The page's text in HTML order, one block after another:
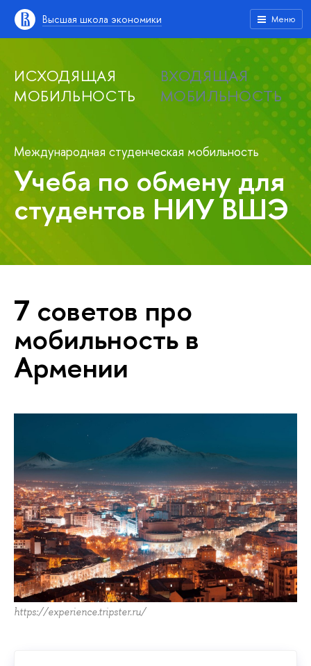
Высшая школа экономики Меню
ИСХОДЯЩАЯ
МОБИЛЬНОСТЬ
ВХОДЯЩАЯ
МОБИЛЬНОСТЬ
Международная студенческая мобильность
Учеба по обмену для
студентов НИУ ВШЭ
7 советов про
мобильность в
Армении
https://experience.tripster.ru/